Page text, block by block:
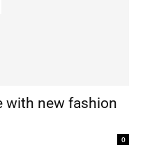
with new fashion
0